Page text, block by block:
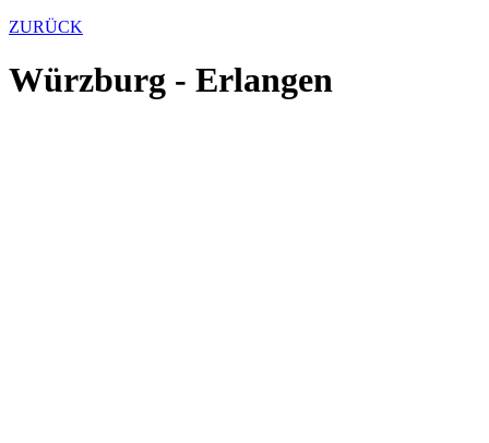
ZURÜCK
Würzburg - Erlangen